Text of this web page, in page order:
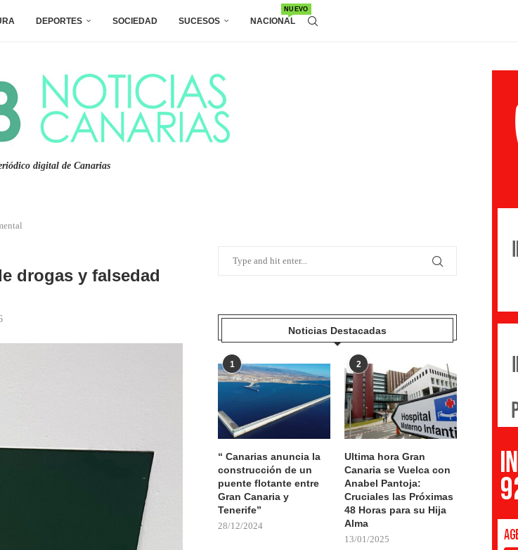
DEPORTES SOCIEDAD SUCESOS NACIONAL
NUEVO
digital de Canarias
drogas y falsedad
Noticias Destacadas
1
“ Canarias anuncia la
construcción de un
puente flotante entre
Gran Canaria y
Tenerife”
28/12/2024
2
Ultima hora Gran
Canaria se Vuelca con
Anabel Pantoja:
Cruciales las Próximas
48 Horas para su Hija
Alma
13/01/2025